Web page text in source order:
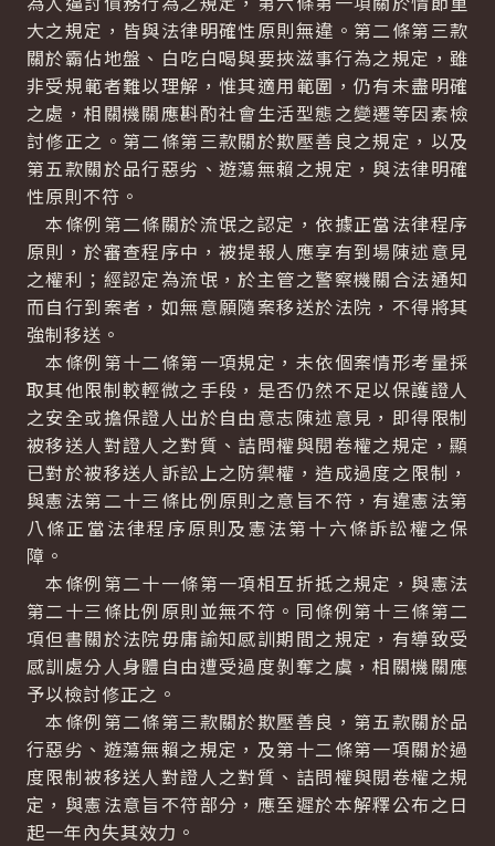
大之規定，皆與法律明確性原則無違。第二條第三款
關於霸佔地盤、白吃白喝與要挾滋事行為之規定，雖
非受規範者難以理解，惟其適用範圍，仍有未盡明確
之處，相關機關應斟酌社會生活型態之變遷等因素檢
討修正之。第二條第三款關於欺壓善良之規定，以及
第五款關於品行惡劣、遊蕩無賴之規定，與法律明確
性原則不符。
本條例第二條關於流氓之認定，依據正當法律程序
原則，於審查程序中，被提報人應享有到場陳述意見
之權利；經認定為流氓，於主管之警察機關合法通知
而自行到案者，如無意願隨案移送於法院，不得將其
強制移送。
本條例第十二條第一項規定，未依個案情形考量採
取其他限制較輕微之手段，是否仍然不足以保護證人
之安全或擔保證人出於自由意志陳述意見，即得限制
被移送人對證人之對質、詰問權與閱卷權之規定，顯
已對於被移送人訴訟上之防禦權，造成過度之限制，
與憲法第二十三條比例原則之意旨不符，有違憲法第
八條正當法律程序原則及憲法第十六條訴訟權之保
障。
本條例第二十一條第一項相互折抵之規定，與憲法
第二十三條比例原則並無不符。同條例第十三條第二
項但書關於法院毋庸諭知感訓期間之規定，有導致受
感訓處分人身體自由遭受過度剝奪之虞，相關機關應
予以檢討修正之。
本條例第二條第三款關於欺壓善良，第五款關於品
行惡劣、遊蕩無賴之規定，及第十二條第一項關於過
度限制被移送人對證人之對質、詰問權與閱卷權之規
定，與憲法意旨不符部分，應至遲於本解釋公布之日
起一年內失其效力。